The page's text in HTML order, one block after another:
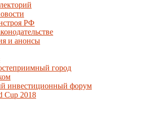
РФ
и анонсы
город
инвестиционный форум
Cup 2018